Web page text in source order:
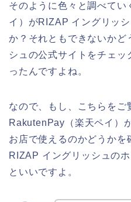
そのように色々と調べて
イ）がRIZAP イングリッ
か？それともできないか
シュの公式サイトをチェッ
ったんですよね。
なので、もし、こちらをご
RakutenPay（楽天ペイ）
お店で使えるのかどうかを
RIZAP イングリッシュの
といいですよ。